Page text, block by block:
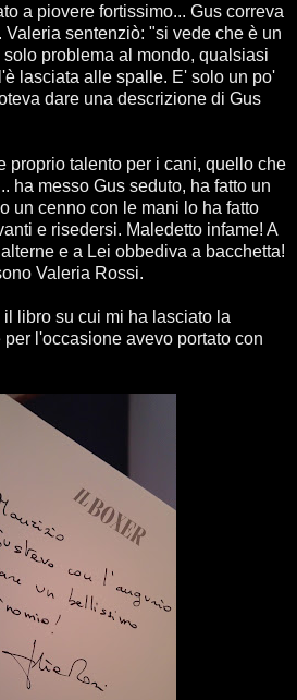
a piovere fortissimo... Gus correva
sentenziò: "si vede che è un
problema al mondo, qualsiasi
lasciata alle spalle. E' solo un po'
dare una descrizione di Gus
proprio talento per i cani, quello che
ha messo Gus seduto, ha fatto un
un cenno con le mani lo ha fatto
e risedersi. Maledetto infame! A
e a Lei obbediva a bacchetta!
Valeria Rossi.
libro su cui mi ha lasciato la
l'occasione avevo portato con